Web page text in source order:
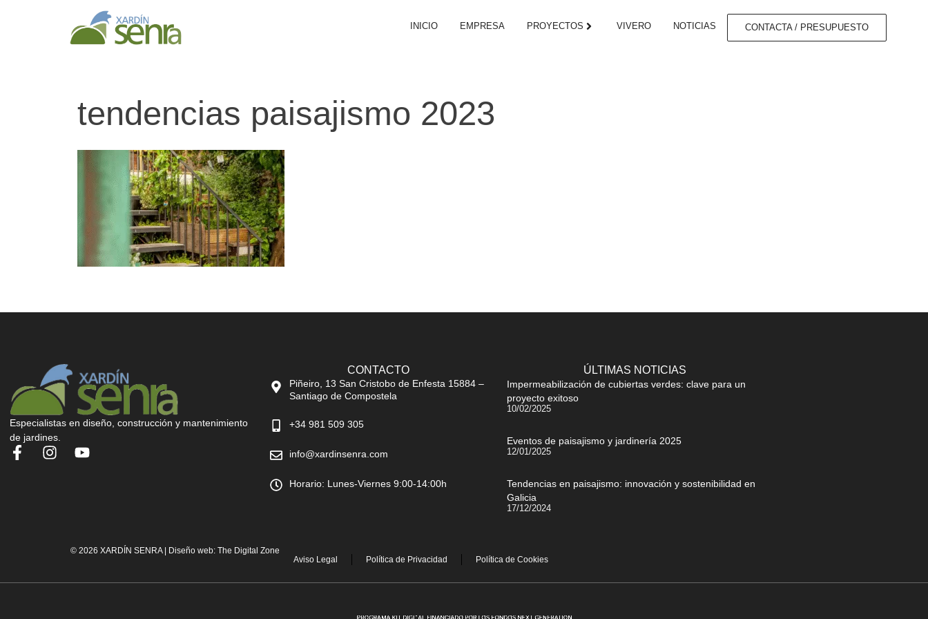
INICIO EMPRESA PROYECTOS VIVERO NOTICIAS CONTACTA / PRESUPUESTO
tendencias paisajismo 2023
Especialistas en diseño, construcción y mantenimiento
de jardines.
CONTACTO
Piñeiro, 13 San Cristobo de Enfesta 15884 –
Santiago de Compostela
+34 981 509 305
info@xardinsenra.com
Horario: Lunes-Viernes 9:00-14:00h
ÚLTIMAS NOTICIAS
Impermeabilización de cubiertas verdes: clave para un
proyecto exitoso
10/02/2025
Eventos de paisajismo y jardinería 2025
12/01/2025
Tendencias en paisajismo: innovación y sostenibilidad en
Galicia
17/12/2024
© 2026 XARDÍN SENRA | Diseño web: The Digital Zone
Aviso Legal
Política de Privacidad Política de Cookies